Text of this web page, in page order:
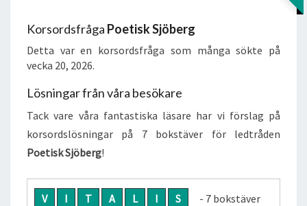
Korsordsfråga Poetisk Sjöberg
Detta var en korsordsfråga som många sökte på
vecka 20, 2026.
Lösningar från våra besökare
Tack vare våra fantastiska läsare har vi förslag på
korsordslösningar på 7 bokstäver för ledtråden
Poetisk Sjöberg!
V I T A L I S
- 7 bokstäver